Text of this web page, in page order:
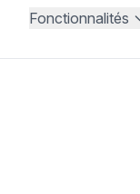
Fonctionnalités